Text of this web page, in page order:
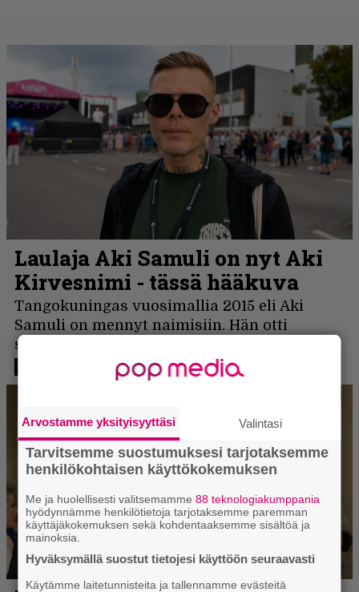
Arvostamme yksityisyyttäsi Valintasi
Tarvitsemme suostumuksesi tarjotaksemme
henkilökohtaisen käyttökokemuksen
Me ja huolellisesti valitsemamme88 teknologiakumppania
hyödynnämme henkilötietoja tarjotaksemme paremman
käyttäjäkokemuksen sekä kohdentaaksemme sisältöä ja
mainoksia.
Hyväksymällä suostut tietojesi käyttöön seuraavasti
Käytämme laitetunnisteita ja tallennamme evästeitä